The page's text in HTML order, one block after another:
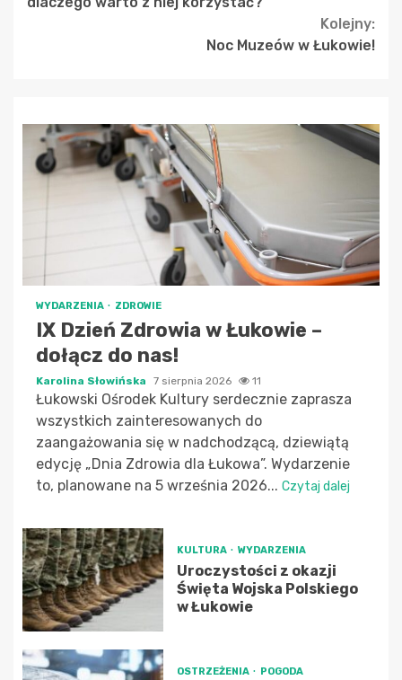
Kolejny:
Noc Muzeów w Łukowie!
WYDARZENIA ZDROWIE
IX Dzień Zdrowia w Łukowie –
dołącz do nas!
Karolina Słowińska 7 sierpnia 2026 11
Łukowski Ośrodek Kultury serdecznie zaprasza
wszystkich zainteresowanych do
zaangażowania się w nadchodzącą, dziewiątą
edycję „Dnia Zdrowia dla Łukowa”. Wydarzenie
to, planowane na 5 września 2026... Czytaj dalej
KULTURA WYDARZENIA
Uroczystości z okazji
Święta Wojska Polskiego
w Łukowie
OSTRZEŻENIA POGODA